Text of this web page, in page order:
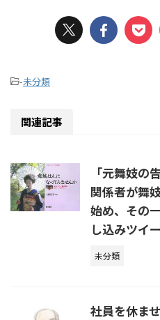
-未分類
関連記事
「元舞妓の
関係者が舞
始め、その
し込みツイ
未分類
社員を休ま